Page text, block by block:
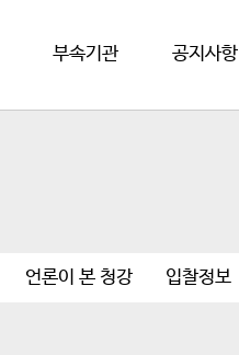
부속기관 공지사항
언론이 본 청강 입찰정보